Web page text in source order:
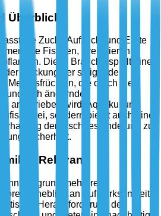
Überblick
die Zucht, Aufzucht und Ernte
wie Fischen, Krebstieren,
Diese Branche spielt eine
der Deckung der steigenden
Meeresfrüchten, die durch die
und sich ändernde
angetrieben wird. Aquakultur
sondern bietet auch eine
der Fischbestände und zur
& Relevanz
aufgrund mehrerer
erheblich an Aufmerksamkeit.
Herausforderung der